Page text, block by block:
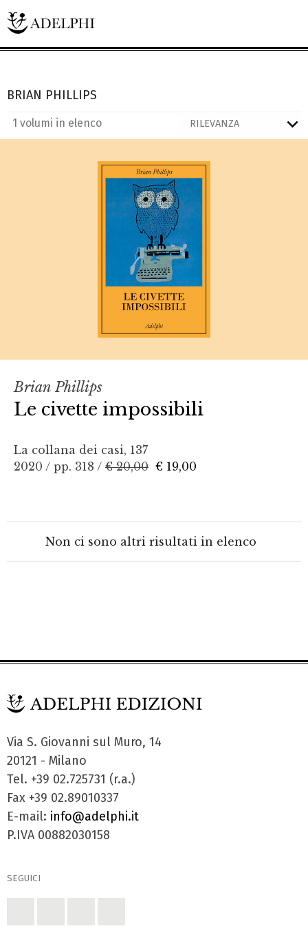
BRIAN PHILLIPS
1 volumi in elenco
Brian Phillips
Le civette impossibili
La collana dei casi, 137
2020 / pp. 318 / € 20,00 € 19,00
Non ci sono altri risultati in elenco
Via S. Giovanni sul Muro, 14
20121 - Milano
Tel. +39 02.725731 (r.a.)
Fax +39 02.89010337
E-mail: info@adelphi.it
P.IVA 00882030158
SEGUICI